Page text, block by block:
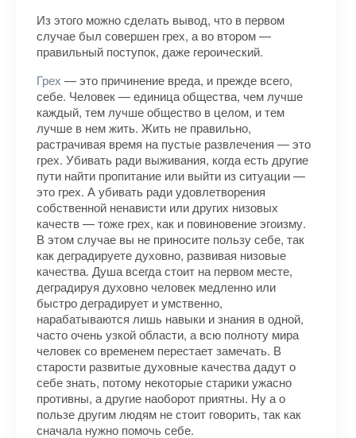
Из этого можно сделать вывод, что в первом
случае был совершен грех, а во втором —
правильный поступок, даже героический.
Грех — это причинение вреда, и прежде всего,
себе. Человек — единица общества, чем лучше
каждый, тем лучше общество в целом, и тем
лучше в нем жить. Жить не правильно,
растрачивая время на пустые развлечения — это
грех. Убивать ради выживания, когда есть другие
пути найти пропитание или выйти из ситуации —
это грех. А убивать ради удовлетворения
собственной ненависти или других низовых
качеств — тоже грех, как и повиновение эгоизму.
В этом случае вы не приносите пользу себе, так
как деградируете духовно, развивая низовые
качества. Душа всегда стоит на первом месте,
деградируя духовно человек медленно или
быстро деградирует и умственно,
нарабатываются лишь навыки и знания в одной,
часто очень узкой области, а всю полноту мира
человек со временем перестает замечать. В
старости развитые духовные качества дадут о
себе знать, потому некоторые старики ужасно
противны, а другие наоборот приятны. Ну а о
пользе другим людям не стоит говорить, так как
сначала нужно помочь себе.